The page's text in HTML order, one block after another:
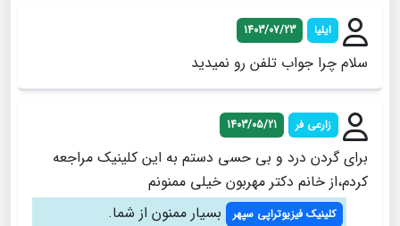
ایلیا 1403/07/23
سلام چرا جواب تلفن رو نمیدید
زارعی فر 1403/05/21
برای گردن درد و بی حسی دستم به این کلینیک مراجعه
کردم،از خانم دکتر مهربون خیلی ممنونم
کلینیک فیزیوتراپی سپهر بسیار ممنون از شما.